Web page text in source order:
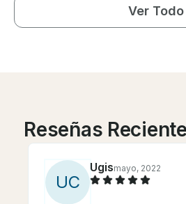
Ver Todo
Reseñas
UC
Ugismayo, 2022